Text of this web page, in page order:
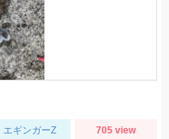
エギンガーZ 705 view